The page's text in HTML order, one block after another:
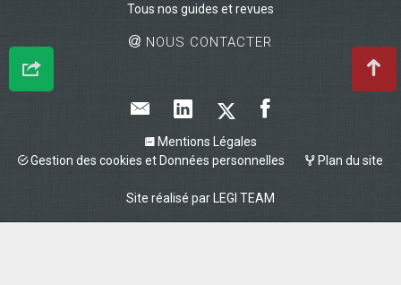
Tous nos guides et revues
NOUS CONTACTER
Mentions Légales
Gestion des cookies et Données personnelles
Plan du site
Site réalisé par LEGI TEAM